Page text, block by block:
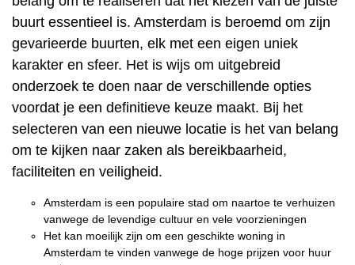
buurt essentieel is. Amsterdam is beroemd om zijn
gevarieerde buurten, elk met een eigen uniek
karakter en sfeer. Het is wijs om uitgebreid
onderzoek te doen naar de verschillende opties
voordat je een definitieve keuze maakt. Bij het
selecteren van een nieuwe locatie is het van belang
om te kijken naar zaken als bereikbaarheid,
faciliteiten en veiligheid.
Amsterdam is een populaire stad om naartoe te verhuizen
vanwege de levendige cultuur en vele voorzieningen
Het kan moeilijk zijn om een geschikte woning in
Amsterdam te vinden vanwege de hoge prijzen voor huur